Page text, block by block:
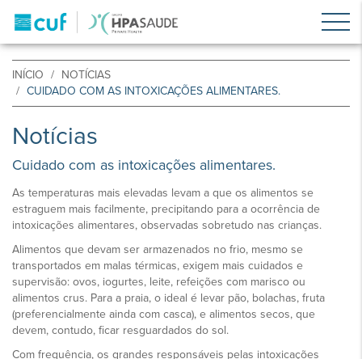
INÍCIO
NOTÍCIAS
CUIDADO COM AS INTOXICAÇÕES ALIMENTARES.
Notícias
Cuidado com as intoxicações alimentares.
As temperaturas mais elevadas levam a que os alimentos se
estraguem mais facilmente, precipitando para a ocorrência de
intoxicações alimentares, observadas sobretudo nas crianças.
Alimentos que devam ser armazenados no frio, mesmo se
transportados em malas térmicas, exigem mais cuidados e
supervisão: ovos, iogurtes, leite, refeições com marisco ou
alimentos crus. Para a praia, o ideal é levar pão, bolachas, fruta
(preferencialmente ainda com casca), e alimentos secos, que
devem, contudo, ficar resguardados do sol.
Com frequência, os grandes responsáveis pelas intoxicações